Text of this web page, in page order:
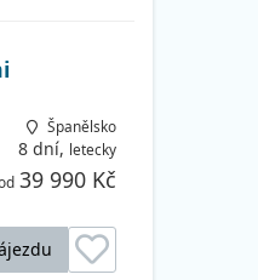
Španělsko
8 dní, letecky
39 990 Kč